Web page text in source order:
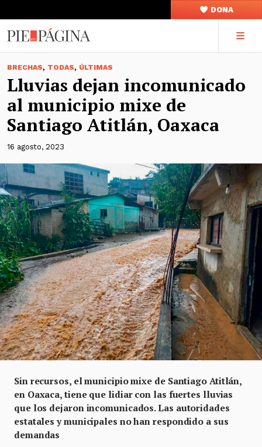
DONA
BRECHAS, TODAS, ÚLTIMAS
Lluvias dejan incomunicado
al municipio mixe de
Santiago Atitlán, Oaxaca
16 agosto, 2023
Sin recursos, el municipio mixe de Santiago Atitlán,
en Oaxaca, tiene que lidiar con las fuertes lluvias
que los dejaron incomunicados. Las autoridades
estatales y municipales no han respondido a sus
demandas